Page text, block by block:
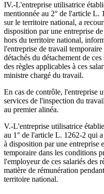
IV.-L'entreprise utilisatrice
mentionnée au 2° de l'article L.
sur le territoire national, a
disposition par une entreprise
hors du territoire national,
l'entreprise de travail
détachés du détachement de
des règles applicables à ces
ministre chargé du travail.
En cas de contrôle, l'entreprise
services de l'inspection du
au premier alinéa.
V.-L'entreprise utilisatrice
au 1° de l'article L. 1262-2 qui a
à disposition par une entreprise
temporaire dans les conditions
l'employeur de ces salariés des
matière de rémunération
territoire national.